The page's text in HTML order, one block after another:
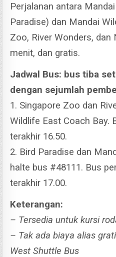
Perjalanan antara
Paradise) dan Mandai
Zoo, River Wonders, dan
menit, dan gratis.
Jadwal Bus: bus tiba
dengan sejumlah
1. Singapore Zoo dan
Wildlife East Coach Bay.
terakhir 16.50.
2. Bird Paradise dan
halte bus #48111. Bus
terakhir 17.00.
Keterangan:
– Tersedia untuk kursi
– Tak ada biaya alias
West Shuttle Bus